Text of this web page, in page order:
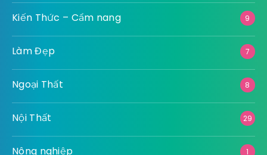
Kiến Thức – Cẩm nang 9
Làm Đẹp 7
Ngoại Thất 8
Nội Thất 29
Nông nghiệp 1